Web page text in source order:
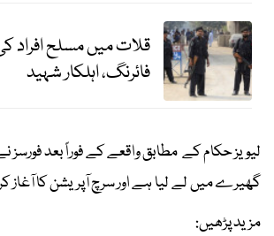
قلات میں مسلح افراد
فائرنگ، اہلکار شہید
لیویز حکام کے مطابق واقعے کے فوراً بعد
گھیرے میں لے لیا ہے اور سرچ آپریشن کا آغاز کر
مزید پڑھیں: